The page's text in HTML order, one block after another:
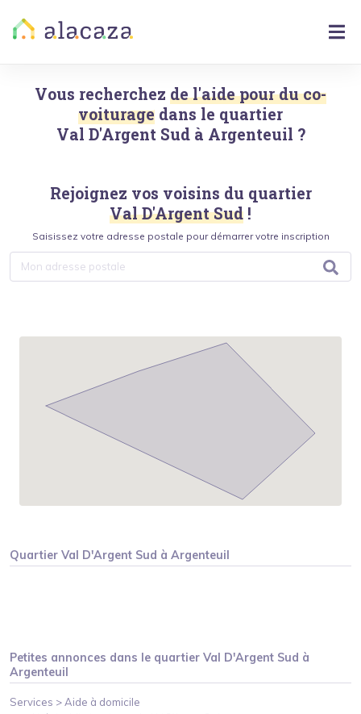
Vous recherchez de l'aide pour du co-
voiturage dans le quartier
Val D'Argent Sud à Argenteuil ?
Rejoignez vos voisins du quartier
Val D'Argent Sud !
Saisissez votre adresse postale pour démarrer votre inscription
QuartierVal D'Argent Sud àArgenteuil
Petites annonces dans le quartierVal D'Argent Sud à
Argenteuil
Services > Aide à domicile